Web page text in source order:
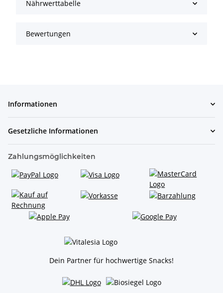
Nährwerttabelle
Bewertungen
Informationen
Gesetzliche Informationen
Zahlungsmöglichkeiten
Dein Partner für hochwertige Snacks!